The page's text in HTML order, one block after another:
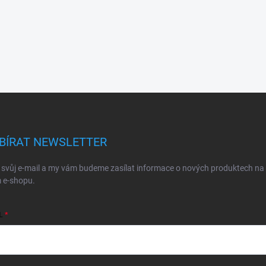
NEWSLETTER
e-mail a my vám budeme zasílat informace o nových produktech na
e-shopu.